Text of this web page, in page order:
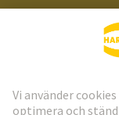
HARTING:s